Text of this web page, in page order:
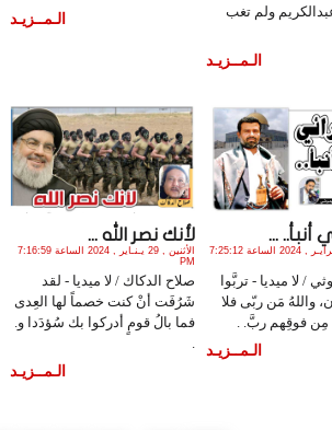
ولم تغب
الـمــزيـد
الـمــزيـد
أنبأ.. ...
الثلاثاء , 6 فـبـرايـر , 2024 الساعة 7:25:12
/ لا ميديا - تربَّوا
واللهُ مَن ربّى فلا
مِن فوقِهم ربَّ. .
الـمــزيـد
لأنك نصر الله ...
الأثنين , 29 يـنـاير , 2024 الساعة 7:16:59
PM
صلاح الدكاك / لا ميديا - لقد
شَرُفَت أنْ كنت خصماً لها العِدى
فما بالُ قومٍ أدركوا بك سُؤدَدا و.
الـمــزيـد